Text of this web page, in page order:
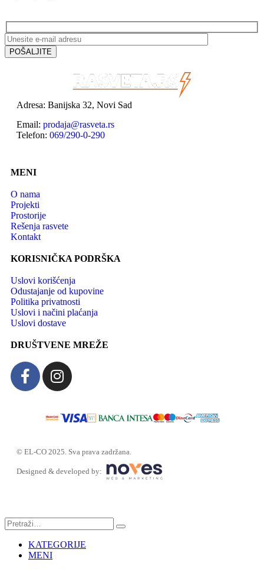
Adresa: Banijska 32, Novi Sad
Email: prodaja@rasveta.rs
Telefon: 069/290-0-290
MENI
O nama
Projekti
Prostorije
Rešenja rasvete
Kontakt
KORISNIČKA PODRŠKA
Uslovi korišćenja
Odustajanje od kupovine
Politika privatnosti
Uslovi i načini plaćanja
Uslovi dostave
DRUŠTVENE MREŽE
© EL-CO 2025. Sva prava zadržana.
Designed & developed by:
KATEGORIJE
MENI